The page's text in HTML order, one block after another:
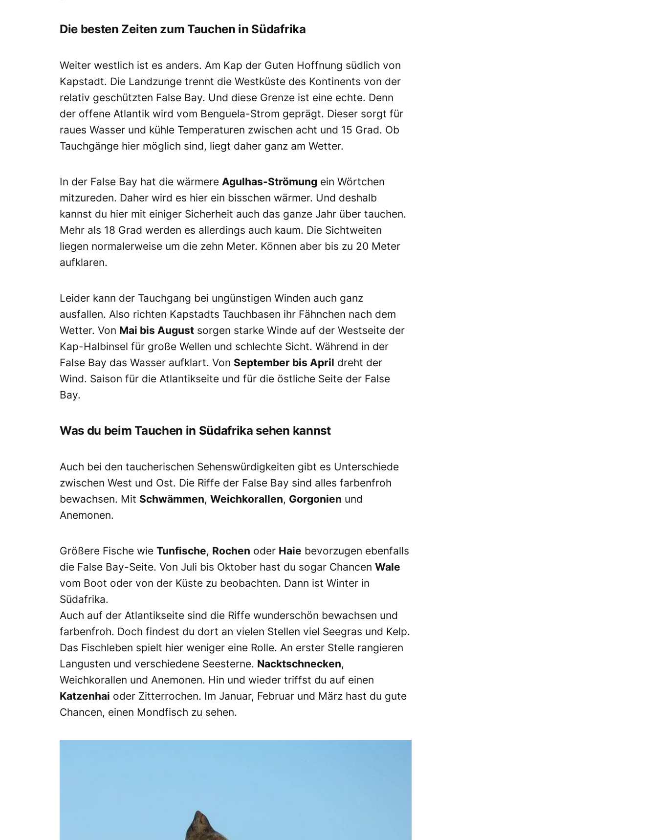
Die besten Zeiten zum Tauchen in Südafrika
Weiter westlich ist es anders. Am Kap der Guten Hoffnung südlich von
Kapstadt. Die Landzunge trennt die Westküste des Kontinents von der
relativ geschützten False Bay. Und diese Grenze ist eine echte. Denn
der offene Atlantik wird vom Benguela-Strom geprägt. Dieser sorgt für
raues Wasser und kühle Temperaturen zwischen acht und 15 Grad. Ob
Tauchgänge hier möglich sind, liegt daher ganz am Wetter.
In der False Bay hat die wärmere Agulhas-Strömung ein Wörtchen
mitzureden. Daher wird es hier ein bisschen wärmer. Und deshalb
kannst du hier mit einiger Sicherheit auch das ganze Jahr über tauchen.
Mehr als 18 Grad werden es allerdings auch kaum. Die Sichtweiten
liegen normalerweise um die zehn Meter. Können aber bis zu 20 Meter
aufklaren.
Leider kann der Tauchgang bei ungünstigen Winden auch ganz
ausfallen. Also richten Kapstadts Tauchbasen ihr Fähnchen nach dem
Wetter. Von Mai bis August sorgen starke Winde auf der Westseite der
Kap-Halbinsel für große Wellen und schlechte Sicht. Während in der
False Bay das Wasser aufklart. Von September bis April dreht der
Wind. Saison für die Atlantikseite und für die östliche Seite der False
Bay.
Was du beim Tauchen in Südafrika sehen kannst
Auch bei den taucherischen Sehenswürdigkeiten gibt es Unterschiede
zwischen West und Ost. Die Riffe der False Bay sind alles farbenfroh
bewachsen. Mit Schwämmen, Weichkorallen, Gorgonien und
Anemonen.
Größere Fische wie Tunfische, Rochen oder Haie bevorzugen ebenfalls
die False Bay-Seite. Von Juli bis Oktober hast du sogar Chancen Wale
vom Boot oder von der Küste zu beobachten. Dann ist Winter in
Südafrika.
Auch auf der Atlantikseite sind die Riffe wunderschön bewachsen und
farbenfroh. Doch findest du dort an vielen Stellen viel Seegras und Kelp.
Das Fischleben spielt hier weniger eine Rolle. An erster Stelle rangieren
Langusten und verschiedene Seesterne. Nacktschnecken,
Weichkorallen und Anemonen. Hin und wieder triffst du auf einen
Katzenhai oder Zitterrochen. Im Januar, Februar und März hast du gute
Chancen, einen Mondfisch zu sehen.